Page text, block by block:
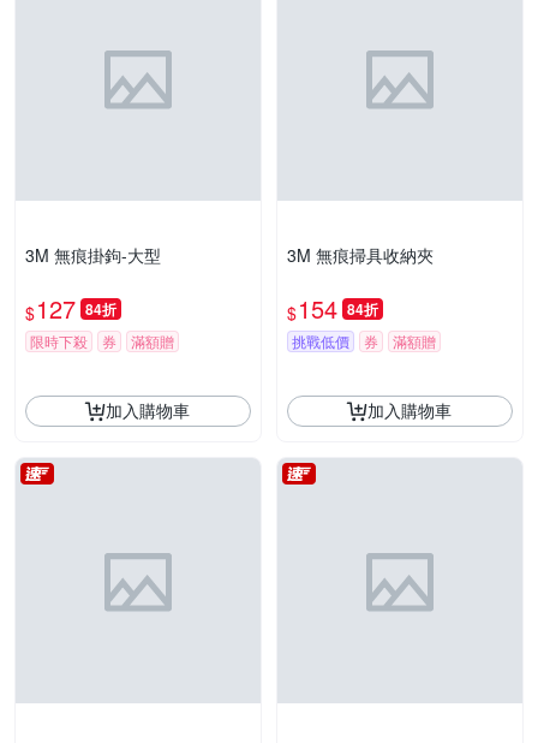
3M 無痕掛鉤-大型
$127 84折
限時下殺 券 滿額贈
加入購物車
3M 無痕掃具收納夾
$154 84折
挑戰低價 券 滿額贈
加入購物車